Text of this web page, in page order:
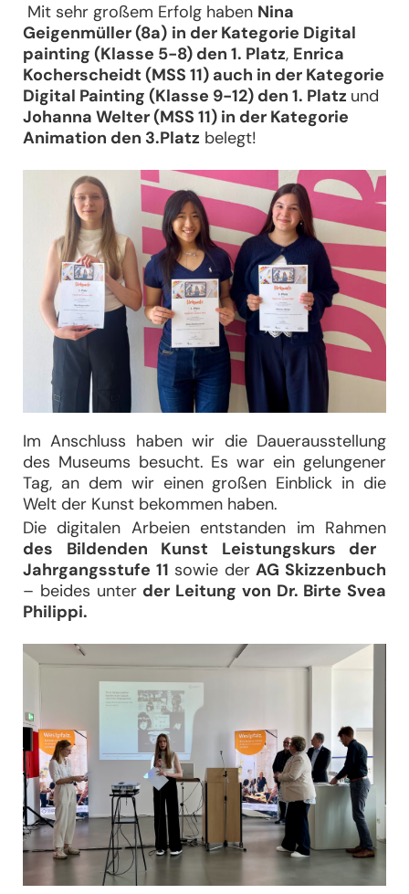
Mit sehr großem Erfolg haben Nina
Geigenmüller (8a) in der Kategorie Digital
painting (Klasse 5-8) den 1. Platz, Enrica
Kocherscheidt (MSS 11) auch in der Kategorie
Digital Painting (Klasse 9-12) den 1. Platz und
Johanna Welter (MSS 11) in der Kategorie
Animation den 3.Platz belegt!
Im Anschluss haben wir die Dauerausstellung
des Museums besucht. Es war ein gelungener
Tag, an dem wir einen großen Einblick in die
Welt der Kunst bekommen haben.
Die digitalen Arbeien entstanden im Rahmen
des Bildenden Kunst Leistungskurs der
Jahrgangsstufe 11 sowie derAG Skizzenbuch
– beides unter der Leitung von Dr. Birte Svea
Philippi.